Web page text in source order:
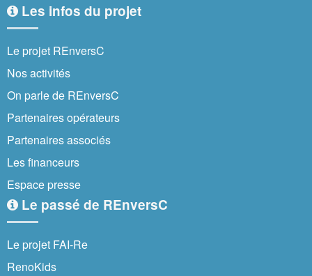
Les infos du projet
Le projet REnversC
Nos activités
On parle de REnversC
Partenaires opérateurs
Partenaires associés
Les financeurs
Espace presse
Le passé de REnversC
Le projet FAI-Re
RenoKids